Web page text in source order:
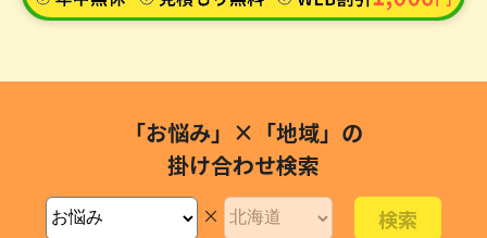
「お悩み」×「地域」の
掛け合わせ検索
×